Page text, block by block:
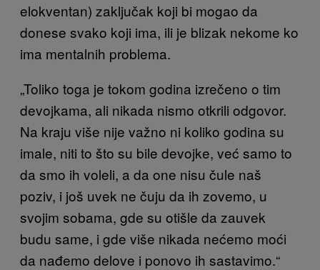
elokventan) zaključak koji bi mogao da
donese svako koji ima, ili je blizak nekome ko
ima mentalnih problema.
„Toliko toga je tokom godina izrečeno o tim
devojkama, ali nikada nismo otkrili odgovor.
Na kraju više nije važno ni koliko godina su
imale, niti to što su bile devojke, već samo to
da smo ih voleli, a da one nisu čule naš
poziv, i još uvek ne čuju da ih zovemo, u
svojim sobama, gde su otišle da zauvek
budu same, i gde više nikada nećemo moći
da nađemo delove i ponovo ih sastavimo.“